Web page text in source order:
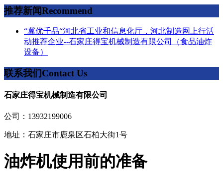
推荐新闻Recommend
“冀优千品“河北省工业和信息化厅，河北制造网上行活
动推荐企业--石家庄得宝机械制造有限公司（食品油炸
设备）
联系我们Contact Us
石家庄得宝机械制造有限公司
公司：13932199006
地址：石家庄市鹿泉区石柏大街1号
油炸机使用前的准备